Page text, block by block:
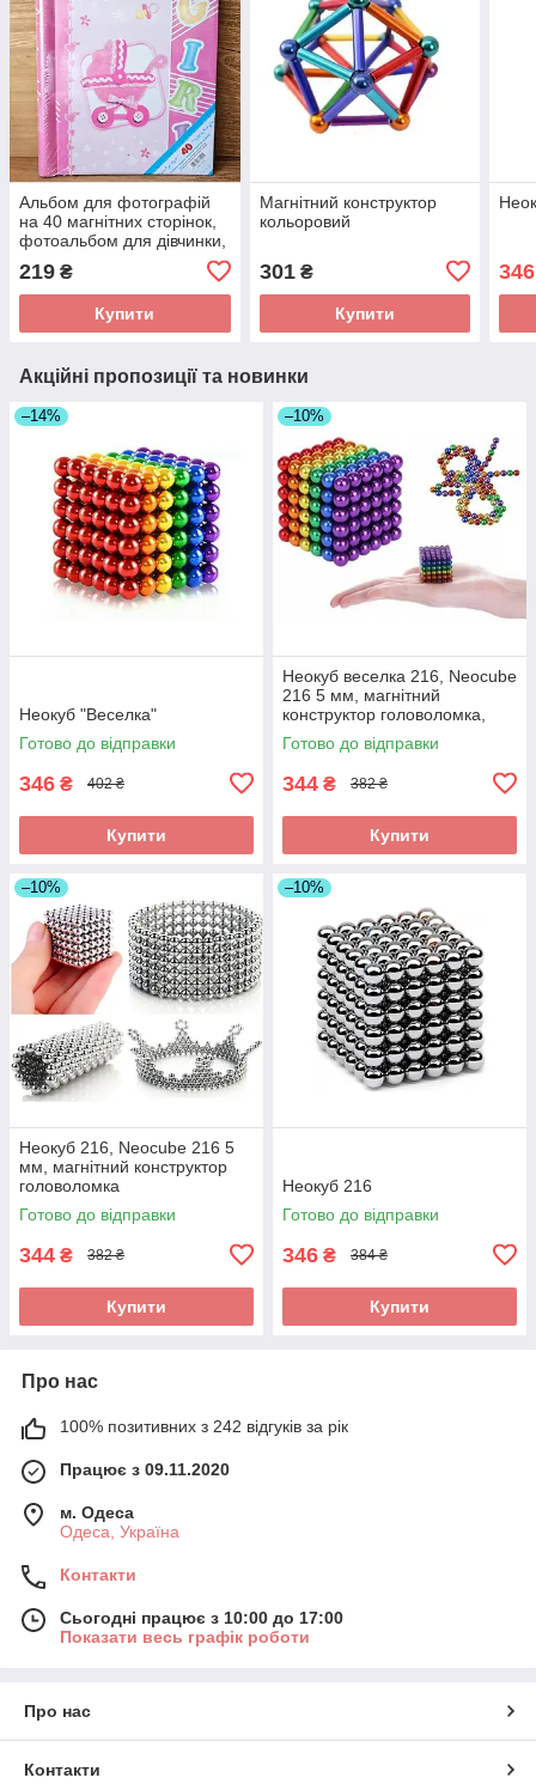
Альбом для фотографій
на 40 магнітних сторінок,
фотоальбом для дівчинки,
219 ₴
Купити
Магнітний конструктор
кольоровий
301₴
Купити
346
Акційні пропозиції та новинки
–14%
Неокуб "Веселка"
Готово до відправки
346 ₴ 402 ₴
Купити
–10%
Неокуб веселка 216, Neocube
216 5 мм, магнітний
конструктор головоломка,
кольоровий неокуб
Готово до відправки
344 ₴ 382 ₴
Купити
–10%
Неокуб 216, Neocube 216 5
мм, магнітний конструктор
головоломка
Готово до відправки
344 ₴ 382 ₴
Купити
–10%
Неокуб 216
Готово до відправки
346 ₴ 384 ₴
Купити
Про нас
100% позитивних з 242 відгуків за рік
Працює з 09.11.2020
м. Одеса
Одеса, Україна
Контакти
Сьогодні працює з 10:00 до 17:00
Показати весь графік роботи
Про нас
Контакти